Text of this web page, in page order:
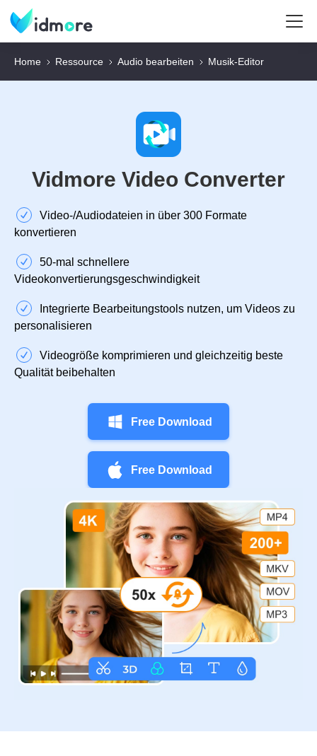
Home Ressource Audio bearbeiten Musik‑Editor
Vidmore Video Converter
Video‑/Audiodateien in über 300 Formate
konvertieren
50‑mal schnellere
Videokonvertierungsgeschwindigkeit
Integrierte Bearbeitungstools nutzen, um Videos zu
personalisieren
Videogröße komprimieren und gleichzeitig beste
Qualität beibehalten
Free Download
Free Download